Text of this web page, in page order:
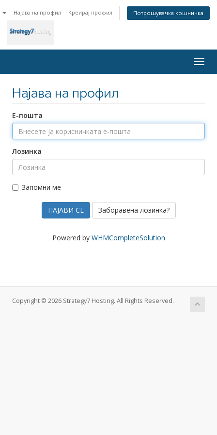
Најава на профил Креирај профил Потрошувачка кошничка
Најава на профил
Е-пошта
Лозинка
Запомни ме
Заборавена лозинка?
Powered by WHMCompleteSolution
Copyright © 2026 Strategy7 Hosting. All Rights Reserved.